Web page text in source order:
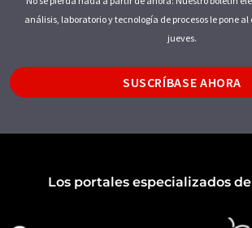
análisis, laboratorio y tecnología de procesos le pone
jueves.
SUSCRÍBASE AHORA
Los portales especializados de